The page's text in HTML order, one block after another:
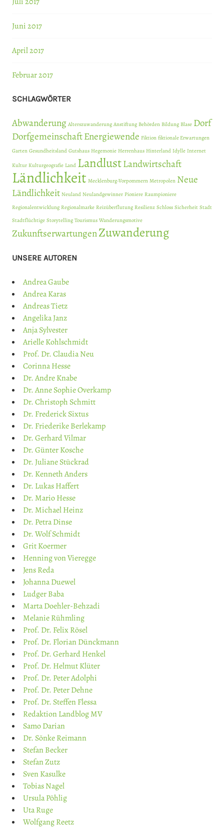
Juni 2017
April 2017
Februar 2017
SCHLAGWÖRTER
Abwanderung Alterszuwanderung Anstiftung Behörden Bildung Blase Dorf
DorfgemeinschaftEnergiewende Fiktion fiktionale Erwartungen
Garten Gesundheitsland Gutshaus Hegemonie Herrenhaus Hinterland Idylle Internet
Kultur Kulturgeografie Land LandlustLandwirtschaft
Ländlichkeit Mecklenburg-Vorpommern Metropolen Neue
Ländlichkeit Neuland Neulandgewinner Pioniere Raumpioniere
Regionalentwicklung Regionalmarke Reizüberflutung Resilienz Schloss Sicherheit Stadt
Stadtflüchtige Storytelling Tourismus Wanderungsmotive
ZukunftserwartungenZuwanderung
UNSERE AUTOREN
Andrea Gaube
Andrea Karas
Andreas Tietz
Angelika Janz
Anja Sylvester
Arielle Kohlschmidt
Prof. Dr. Claudia Neu
Corinna Hesse
Dr. Andre Knabe
Dr. Anne Sophie Overkamp
Dr. Christoph Schmitt
Dr. Frederick Sixtus
Dr. Friederike Berlekamp
Dr. Gerhard Vilmar
Dr. Günter Kosche
Dr. Juliane Stückrad
Dr. Kenneth Anders
Dr. Lukas Haffert
Dr. Mario Hesse
Dr. Michael Heinz
Dr. Petra Dinse
Dr. Wolf Schmidt
Grit Koermer
Henning von Vieregge
Jens Reda
Johanna Duewel
Ludger Baba
Marta Doehler-Behzadi
Melanie Rühmling
Prof. Dr. Felix Rösel
Prof. Dr. Florian Dünckmann
Prof. Dr. Gerhard Henkel
Prof. Dr. Helmut Klüter
Prof. Dr. Peter Adolphi
Prof. Dr. Peter Dehne
Prof. Dr. Steffen Flessa
Redaktion Landblog MV
Samo Darian
Dr. Sönke Reimann
Stefan Becker
Stefan Zutz
Sven Kasulke
Tobias Nagel
Ursula Pöhlig
Uta Ruge
Wolfgang Reetz